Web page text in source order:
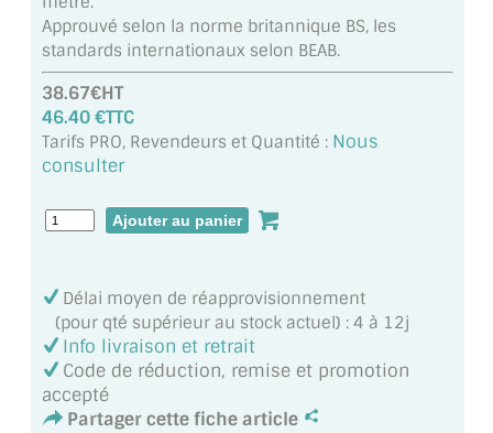
MIROIR POUR PORTE
MIROIR DE SALLE DE BAIN
MIROIR PAROI DE DOUCHE
MIROIR POUR SALLE DE SPORT
MIROIR POUR SALLE DE DANSE
MIROIR TV
VERRE SUR MESURE
VERRE EXTRACLAIR
Approuvé selon la norme britannique BS, les
standards internationaux selon BEAB.
38.67€HT
46.40 €TTC
Tarifs PRO, Revendeurs et Quantité : Nous
consulter
Délai moyen de réapprovisionnement
(pour qté supérieur au stock actuel) : 4 à 12j
Info livraison et retrait
Code de réduction, remise et promotion
accepté
Partager cette fiche article